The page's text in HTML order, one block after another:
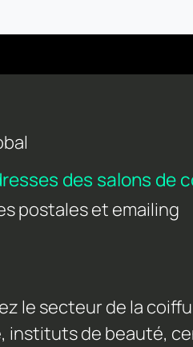
des salons de
postales et emailing
le secteur de la
instituts de beauté,